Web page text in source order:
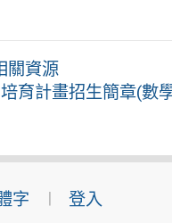
關資源
育計畫招生簡章(數
字 登入